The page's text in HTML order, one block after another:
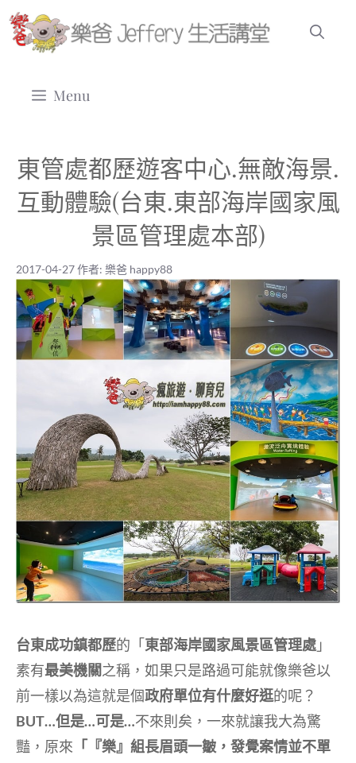
跳
至
Menu
東管處都歷遊客中心.無敵海景.
互動體驗(台東.東部海岸國家風
景區管理處本部)
2017-04-27 | 樂爸 happy88
2017-04-27作者: 樂爸 happy88
台東成功鎮都歷的「東部海岸國家風景區管理處 」
素有最美機關之稱，如果只是路過可能就像樂爸以
前一樣以為這就是個政府單位有什麼好逛的呢？
BUT…但是…可是…不來則矣，一來就讓我大為驚
豔，原來 「『樂』組長眉頭一皺，發覺案情並不單